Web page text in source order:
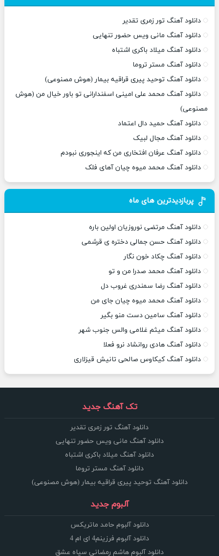
دانلود آهنگ تور زمری تقدیر
دانلود آهنگ مانی ویس حضور تنهایی
دانلود آهنگ میلاد باکری اشتباه
دانلود آهنگ مستر تروما
دانلود آهنگ توحید پیری قراقیه بیمار (هوش مصنوعی)
دانلود آهنگ محمد علی امینی اسفندارانی تو باور خیال من (هوش
مصنوعی)
دانلود آهنگ حمید دال اعتماد
دانلود آهنگ مجال لبیک
دانلود آهنگ عرفان افتخاری من که اینجوری نبودم
دانلود آهنگ محمد میوه چیان آهای فلک
پربازدیدترین های ماه
دانلود آهنگ مرتضی نوروزیان اولین باره
دانلود آهنگ حسن جمالی دختره ی قرشمی
دانلود آهنگ چکاد خون نگار
دانلود آهنگ محمد صدرا من و تو
دانلود آهنگ رضا سمندری غروب دل
دانلود آهنگ محمد میوه چیان جای من
دانلود آهنگ سامین دست منو بگیر
دانلود آهنگ میثم غلامی والس جنوب شهر
دانلود آهنگ هادی روانشاد نرو فعلا
دانلود آهنگ کیکاوس صالحی تانیش قیزلاری
تک آهنگ جدید
دانلود آهنگ تور زمری تقدیر
دانلود آهنگ مانی ویس حضور تنهایی
دانلود آهنگ میلاد باکری اشتباه
دانلود آهنگ مستر تروما
دانلود آهنگ توحید پیری قراقیه بیمار (هوش مصنوعی)
آلبوم جدید
دانلود آلبوم حامد ماتریکس
دانلود آلبوم فرزینم4 ای ام 4
دانلود آلبوم هاشم رمضانی سپاه عشق